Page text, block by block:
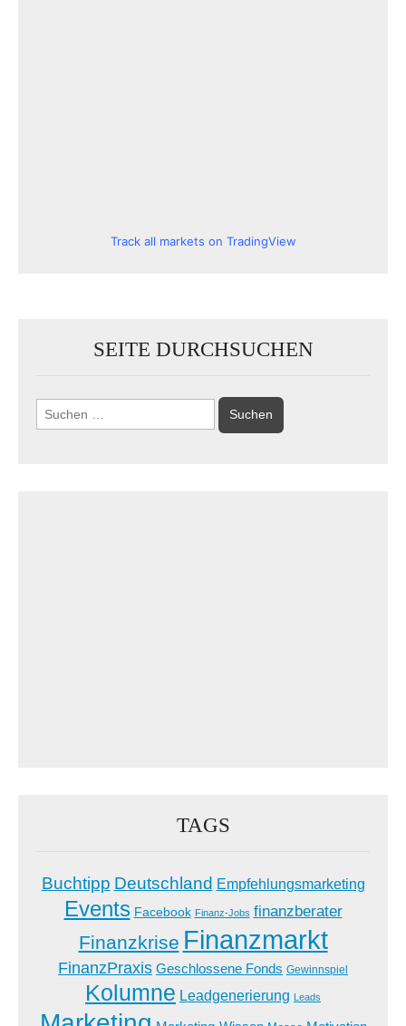
Track all markets on TradingView
SEITE DURCHSUCHEN
Suchen
nach:
TAGS
Buchtipp Deutschland Empfehlungsmarketing
Events Facebook Finanz-Jobs finanzberater
Finanzkrise Finanzmarkt
FinanzPraxis Geschlossene Fonds Gewinnspiel
Kolumne Leadgenerierung Leads